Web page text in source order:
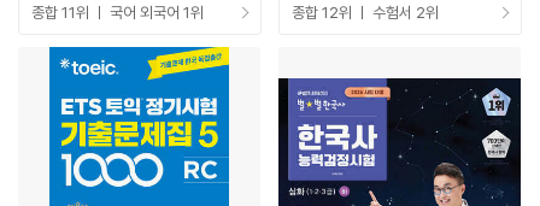
종합 11위 ㅣ 국어 외국어 1위 종합 12위 ㅣ 수험서 2위